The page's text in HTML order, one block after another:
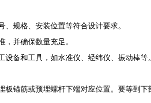
规格、安装位置等符合设计要求。
，并确保数量充足。
设备和工具，如水准仪、经纬仪、振动棒等
锚筋或预埋螺杆下端对应位置。要等到